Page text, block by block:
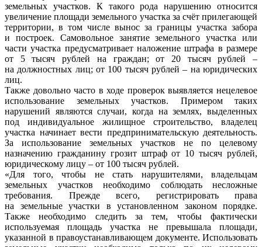
земельных участков. К такого рода нарушению относится
увеличение площади земельного участка за счёт прилегающей
территории, в том числе вынос за границы участка забора
и построек. Самовольное занятие земельного участка или
части участка предусматривает наложение штрафа в размере
от 5 тысяч рублей на граждан; от 20 тысяч рублей –
на должностных лиц; от 100 тысяч рублей – на юридических
лиц.
Также довольно часто в ходе проверок выявляется нецелевое
использование земельных участков. Примером таких
нарушений являются случаи, когда на землях, выделенных
под индивидуальное жилищное строительство, владелец
участка начинает вести предпринимательскую деятельность.
За использование земельных участков не по целевому
назначению гражданину грозит штраф от 10 тысяч рублей,
юридическому лицу – от 100 тысяч рублей.
«Для того, чтобы не стать нарушителями, владельцам
земельных участков необходимо соблюдать несложные
требования. Прежде всего, регистрировать права
на земельные участки в установленном законом порядке.
Также необходимо следить за тем, чтобы фактически
используемая площадь участка не превышала площади,
указанной в правоустанавливающем документе. Использовать